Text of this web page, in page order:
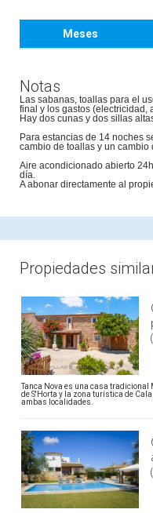
Meses
Notas
Las sabanas, toallas para el
final y los gastos (electricidad,
Hay dos cunas y dos sillas
Para estancias de 14 noches
cambio de toallas y un cambio
Aire acondicionado abierto
día.
A abonar directamente al
Propiedades
Tanca Nova es una casa
de S'Horta y la zona turística de
ambas localidades.